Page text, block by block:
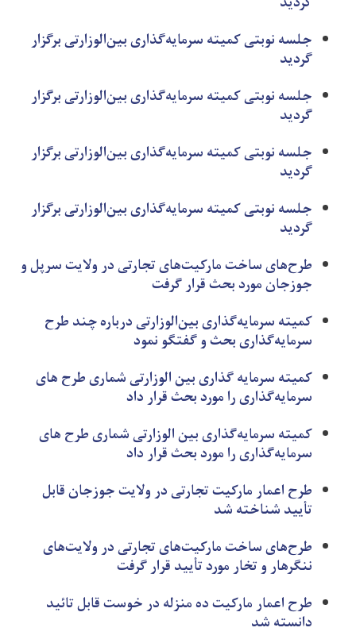
جلسه نوبتی کمیته سرمایه‌گذاری بین‌الوزارتی برگزار
گردید
جلسه نوبتی کمیته سرمایه‌گذاری بین‌الوزارتی برگزار
گردید
جلسه نوبتی کمیته سرمایه‌گذاری بین‌الوزارتی برگزار
گردید
جلسه نوبتی کمیته سرمایه‌گذاری بین‌الوزارتی برگزار
گردید
طرح‌های ساخت مارکیت‌های تجارتی در ولایت سرپل و
جوزجان مورد بحث قرار گرفت
کمیته سرمایه‌گذاری بین‌الوزارتی درباره چند طرح
سرمایه‌گذاری بحث و گفتگو نمود
کمیته سرمایه ‌گذاری بین الوزارتی شماری طرح های
سرمایه‌گذاری را مورد بحث قرار داد
کمیته سرمایه‌گذاری بین الوزارتی شماری طرح های
سرمایه‌گذاری را مورد بحث قرار داد
طرح اعمار مارکیت تجارتی در ولایت جوزجان قابل
تأیید شناخته شد
طرح‌های ساخت مارکیت‌های تجارتی در ولایت‌های
ننگرهار و تخار مورد تأیید قرار گرفت
طرح اعمار مارکیت ده منزله در خوست قابل تائید
دانسته شد